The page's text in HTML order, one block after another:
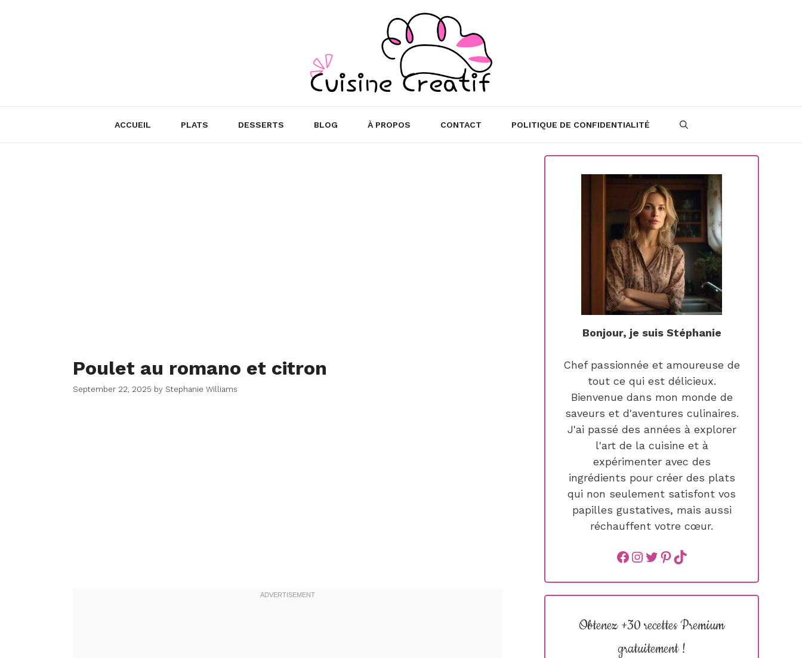
ACCUEIL PLATS DESSERTS BLOG À PROPOS CONTACT POLITIQUE DE CONFIDENTIALITÉ
Poulet au romano et citron
September 22, 2025 by Stephanie Williams
Bonjour, je suis Stéphanie
Chef passionnée et amoureuse de
tout ce qui est délicieux.
Bienvenue dans mon monde de
saveurs et d'aventures culinaires.
J'ai passé des années à explorer
l'art de la cuisine et à
expérimenter avec des
ingrédients pour créer des plats
qui non seulement satisfont vos
papilles gustatives, mais aussi
réchauffent votre cœur.
Facebook
instagram
Twitter
Pinterest
TikTok
Obtenez +30 recettes Premium
gratuitement !